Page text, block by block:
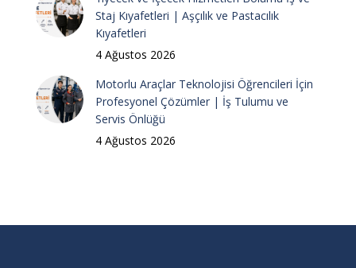
Staj Kıyafetleri | Aşçılık ve Pastacılık
Kıyafetleri
4 Ağustos 2026
Motorlu Araçlar Teknolojisi Öğrencileri İçin
Profesyonel Çözümler | İş Tulumu ve
Servis Önlüğü
4 Ağustos 2026